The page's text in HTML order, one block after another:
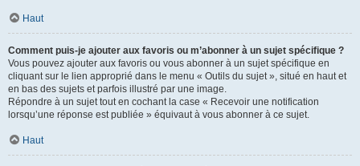
Haut
Comment puis-je ajouter aux favoris ou m’abonner à un sujet spécifique ?
Vous pouvez ajouter aux favoris ou vous abonner à un sujet spécifique en
cliquant sur le lien approprié dans le menu « Outils du sujet », situé en haut et
en bas des sujets et parfois illustré par une image.
Répondre à un sujet tout en cochant la case « Recevoir une notification
lorsqu’une réponse est publiée » équivaut à vous abonner à ce sujet.
Haut